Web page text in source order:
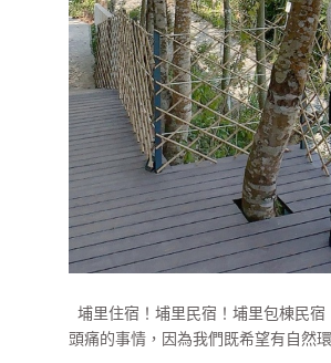
埔里住宿！埔里民宿！埔里包棟民
頭痛的事情，因為我們既希望有自然